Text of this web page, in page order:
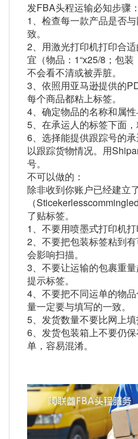
发FBA头程运输必知步骤：
1、检查每一款产品是否
致。
2、用激光打印机打印合
宜（物品：1“x25/8；包装
不会看不清或被弄脏。
3、依照用亚马逊提供的
每个商品都粘上标签。
4、确定物品的名称和属性
5、在承运人的标签下面，
6、选择能提供跟踪号的
以跟踪货物情况。用
号。
不可以做的：
除非收到你账户已经建立
（
了贴标签。
1、不要用喷墨式打印机打
2、不要把包装标签粘到
会影响扫描。
3、不要让运输的包裹重
提示标签。
4、不要把不同运单的物
量一定要与填写的一致。
5、发货数量不要比网上填
6、发货包装箱上不要仍
单，容易混淆。